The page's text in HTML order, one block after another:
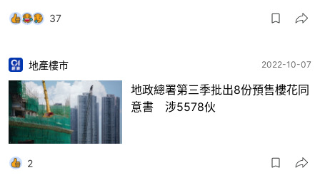
37
地產樓市 2022-10-07
地政總署第三季批出8份預售樓花同
意書 涉5578伙
2